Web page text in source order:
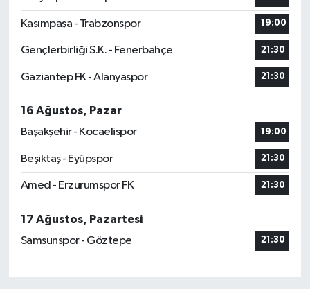
Kasımpaşa - Trabzonspor 19:00
Gençlerbirliği S.K. - Fenerbahçe 21:30
Gaziantep FK - Alanyaspor 21:30
16 Ağustos, Pazar
Başakşehir - Kocaelispor
19:00
Beşiktaş - Eyüpspor 21:30
Amed - Erzurumspor FK 21:30
17 Ağustos, Pazartesi
Samsunspor - Göztepe
21:30